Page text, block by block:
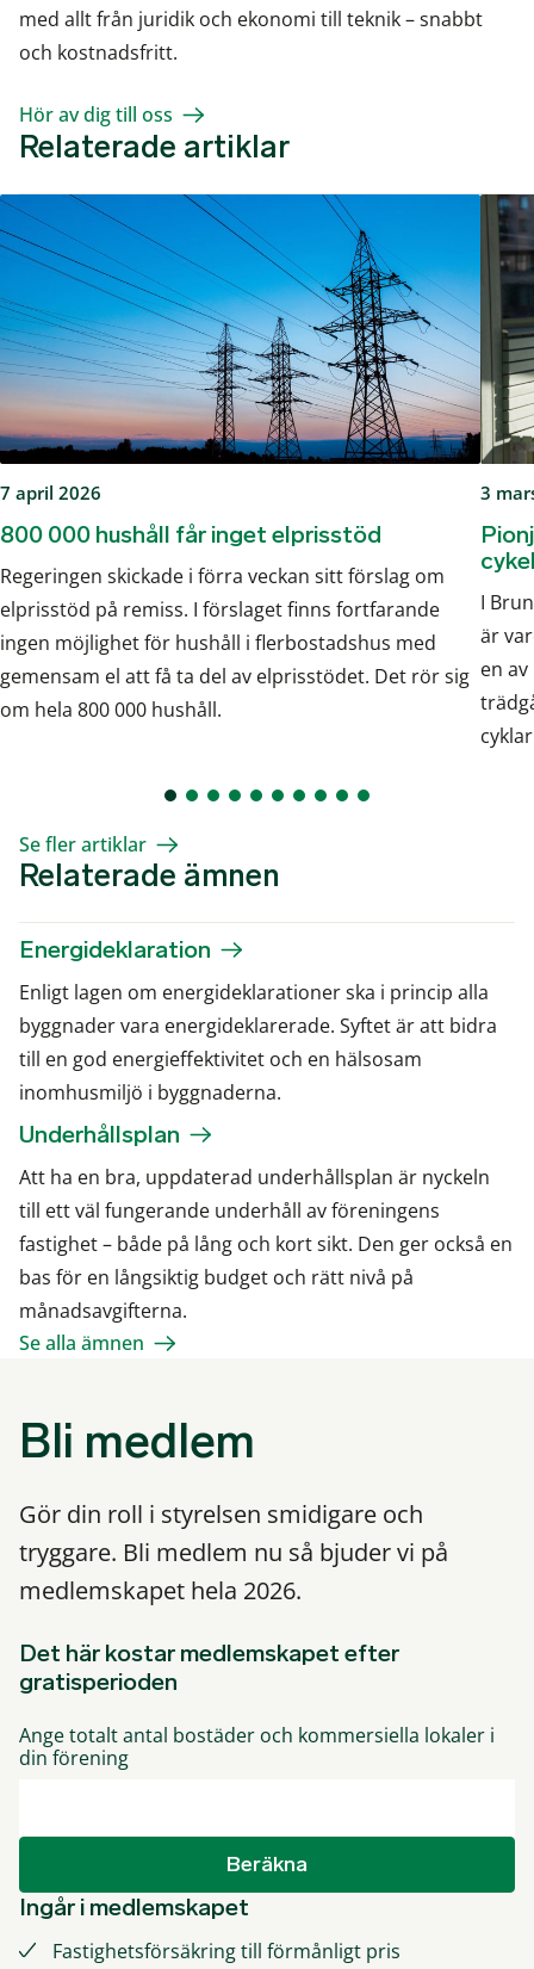
med allt från juridik och ekonomi till teknik – snabbt
och kostnadsfritt.
Hör av dig till oss
Relaterade artiklar
7 april 2026
800 000 hushåll får inget elprisstöd
Regeringen skickade i förra veckan sitt förslag om
elprisstöd på remiss. I förslaget finns fortfarande
ingen möjlighet för hushåll i flerbostadshus med
gemensam el att få ta del av elprisstödet. Det rör sig
om hela 800 000 hushåll.
3
I
är
en
Se fler artiklar
Relaterade ämnen
Energideklaration
Enligt lagen om energideklarationer ska i princip alla
byggnader vara energideklarerade. Syftet är att bidra
till en god energieffektivitet och en hälsosam
inomhusmiljö i byggnaderna.
Underhållsplan
Att ha en bra, uppdaterad underhållsplan är nyckeln
till ett väl fungerande underhåll av föreningens
fastighet – både på lång och kort sikt. Den ger också en
bas för en långsiktig budget och rätt nivå på
månadsavgifterna.
Se alla ämnen
Bli medlem
Gör din roll i styrelsen smidigare och
tryggare. Bli medlem nu så bjuder vi på
medlemskapet hela 2026.
Det här kostar medlemskapet efter
gratisperioden
Ange totalt antal bostäder och kommersiella lokaler i
din förening
Beräkna
Ingår i medlemskapet
Fastighetsförsäkring till förmånligt pris